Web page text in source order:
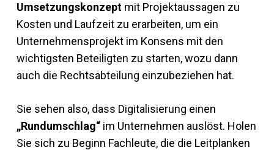
Umsetzungskonzeptmit Projektaussagen zu
Kosten und Laufzeit zu erarbeiten, um ein
Unternehmensprojekt im Konsens mit den
wichtigsten Beteiligten zu starten, wozu dann
auch die Rechtsabteilung einzubeziehen hat.
Sie sehen also, dass Digitalisierung einen
„Rundumschlag“im Unternehmen auslöst. Holen
Sie sich zu Beginn Fachleute, die die Leitplanken